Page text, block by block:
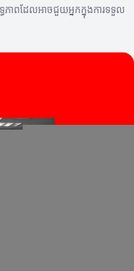
ភាពដែលអាចជួយអ្នកក្នុងការទទួល